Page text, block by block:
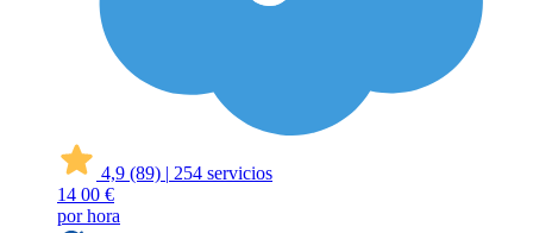
4,9 (89) | 254 servicios
14 00 €
por hora